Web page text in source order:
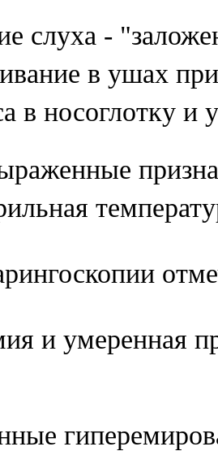
слуха -
в ушах
в носоглотку и
и умеренная